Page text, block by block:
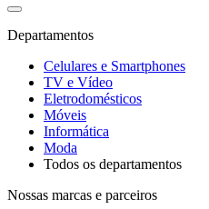
Departamentos
Celulares e Smartphones
TV e Vídeo
Eletrodomésticos
Móveis
Informática
Moda
Todos os departamentos
Nossas marcas e parceiros